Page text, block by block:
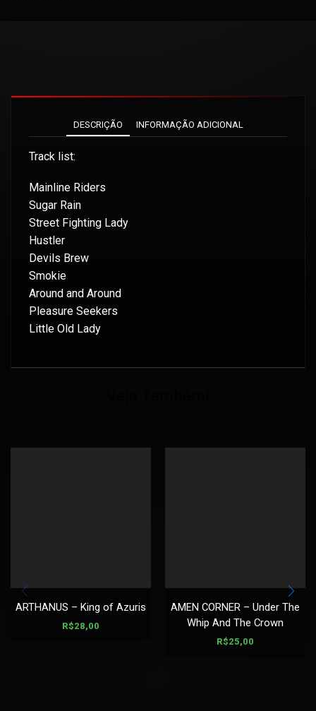
DESCRIÇÃO INFORMAÇÃO ADICIONAL
Track list:
Mainline Riders
Sugar Rain
Street Fighting Lady
Hustler
Devils Brew
Smokie
Around and Around
Pleasure Seekers
Little Old Lady
ARTHANUS – King of Azuris
R$28,00
AMEN CORNER – Under The
Whip And The Crown
R$25,00